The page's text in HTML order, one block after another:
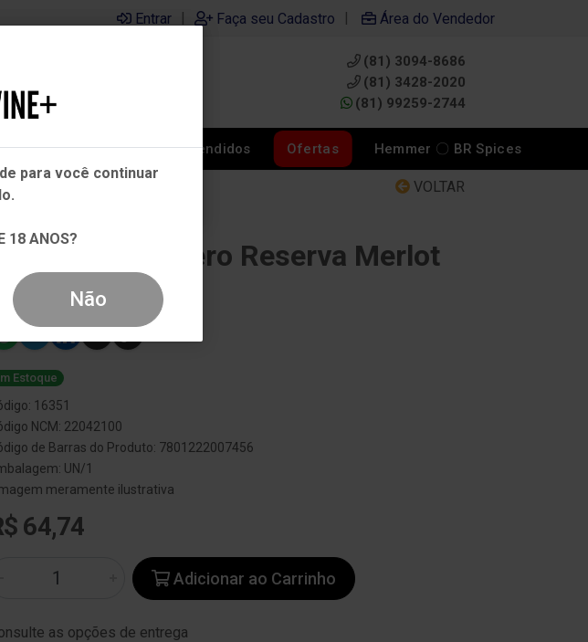
Entrar | Faça seu Cadastro | Área do Vendedor
(81) 3094-8686
(81) 3428-2020
(81) 99259-2744
Departamentos Mais Vendidos Ofertas Hemmer 〇 BR Spices
VOLTAR
Alto Madero Reserva Merlot
Tinto 750ml
Estoque
16351
NCM: 22042100
de Barras do Produto: 7801222007456
UN/1
meramente ilustrativa
64,74
Adicionar ao Carrinho
as opções de entrega
para você continuar
18 ANOS?
Não